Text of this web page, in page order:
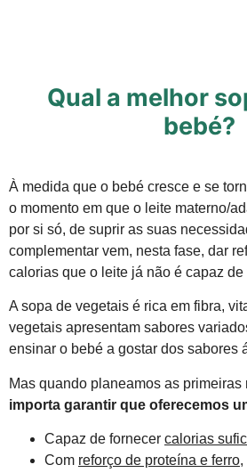
Qual a melhor
bebé?
À medida que o bebé cresce e se
o momento em que o leite materno/
por si só, de suprir as suas
complementar vem, nesta fase, dar
calorias que o leite já não é capaz de
A sopa de vegetais é rica em fibra,
vegetais apresentam sabores
ensinar o bebé a gostar dos sabores
Mas quando planeamos as primeiras
importa garantir que oferecemos
Capaz de fornecer calorias
Com reforço de proteína e ferro,